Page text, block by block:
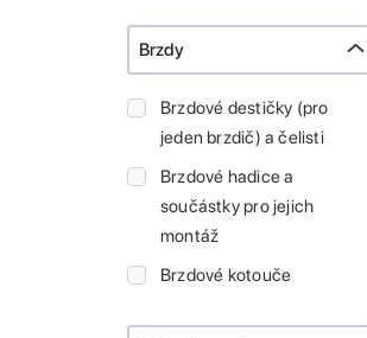
Brzdy
Brzdové destičky (pro
jeden brzdič) a čelisti
Brzdové hadice a
součástky pro jejich
montáž
Brzdové kotouče